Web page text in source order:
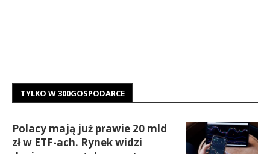
TYLKO W 300GOSPODARCE
Polacy mają już prawie 20 mld
zł w ETF-ach. Rynek widzi